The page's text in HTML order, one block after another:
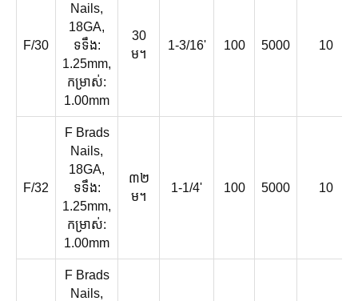
F/30
Nails,
18GA,
ទទឹង:
1.25mm,
កម្រាស់:
1.00mm
30
ម។
1-3/16' 100 5000 10
F/32
F Brads
Nails,
18GA,
ទទឹង:
1.25mm,
កម្រាស់:
1.00mm
៣២
ម។
1-1/4' 100 5000 10
F Brads
Nails,